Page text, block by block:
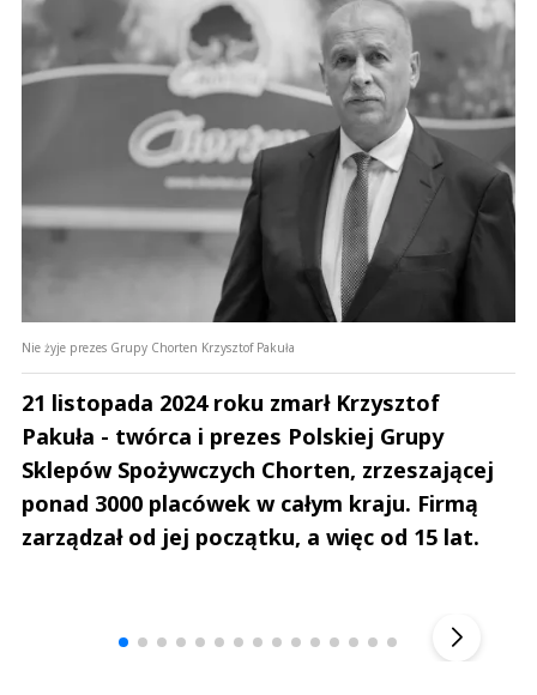
Nie żyje prezes Grupy Chorten Krzysztof Pakuła
21 listopada 2024 roku zmarł Krzysztof
Pakuła - twórca i prezes Polskiej Grupy
Sklepów Spożywczych Chorten, zrzeszającej
ponad 3000 placówek w całym kraju. Firmą
zarządzał od jej początku, a więc od 15 lat.